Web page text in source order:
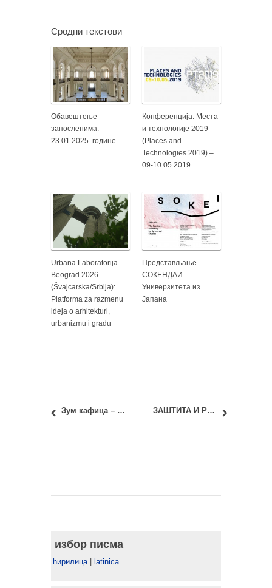
Сродни текстови
Обавештење
запосленима:
23.01.2025. године
Конференција: Места
и технологије 2019
(Places and
Technologies 2019) –
09-10.05.2019
Urbana Laboratorija
Beograd 2026
(Švajcarska/Srbija):
Platforma za razmenu
ideja o arhitekturi,
urbanizmu i gradu
Представљање
СОКЕНДАИ
Универзитета из
Јапана
Зум кафица – 45 минута о здравој амбицији четвртак 7. децембра у 12 часова ЗАШТИТА И РЕВИТАЛИЗАЦИЈА СТАМБЕНИХ ОБЈЕКАТА ИЗ ПЕРИОДА МОДЕРНЕ – АРХИТЕКТА У ФОКУСУ МИЛАН ЗЛОКОВИЋ
избор писма
ћирилица| latinica